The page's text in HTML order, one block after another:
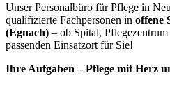
Unser Personalbüro für Pflege in
qualifizierte Fachpersonen in offene
(Egnach) – ob Spital,
passenden Einsatzort für Sie!
Ihre Aufgaben – Pflege mit Herz